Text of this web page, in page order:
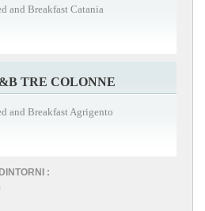
and Breakfast Catania
TRE COLONNE
and Breakfast Agrigento
: